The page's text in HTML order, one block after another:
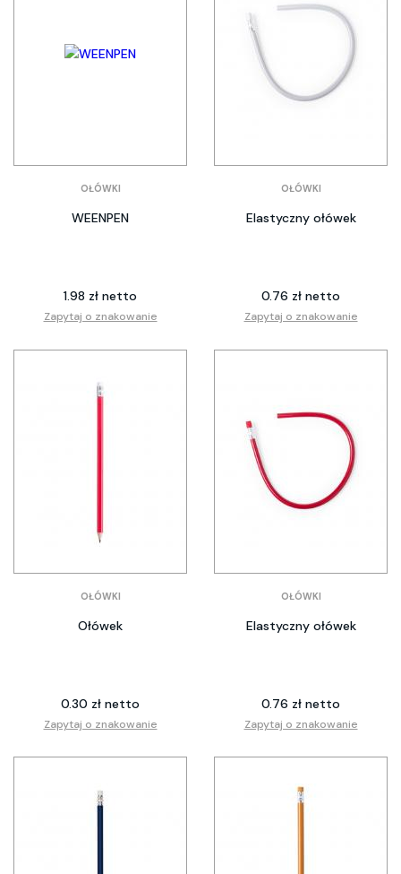
OŁÓWKI
WEENPEN
1.98 zł netto
Zapytaj o znakowanie
OŁÓWKI
Elastyczny ołówek
0.76 zł netto
Zapytaj o znakowanie
OŁÓWKI
Ołówek
0.30 zł netto
Zapytaj o znakowanie
OŁÓWKI
Elastyczny ołówek
0.76 zł netto
Zapytaj o znakowanie